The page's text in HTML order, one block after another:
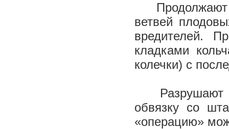
Продолжают
ветвей
вредителей.
кладками
колечки)
Разрушают
обвязку со
«операцию»